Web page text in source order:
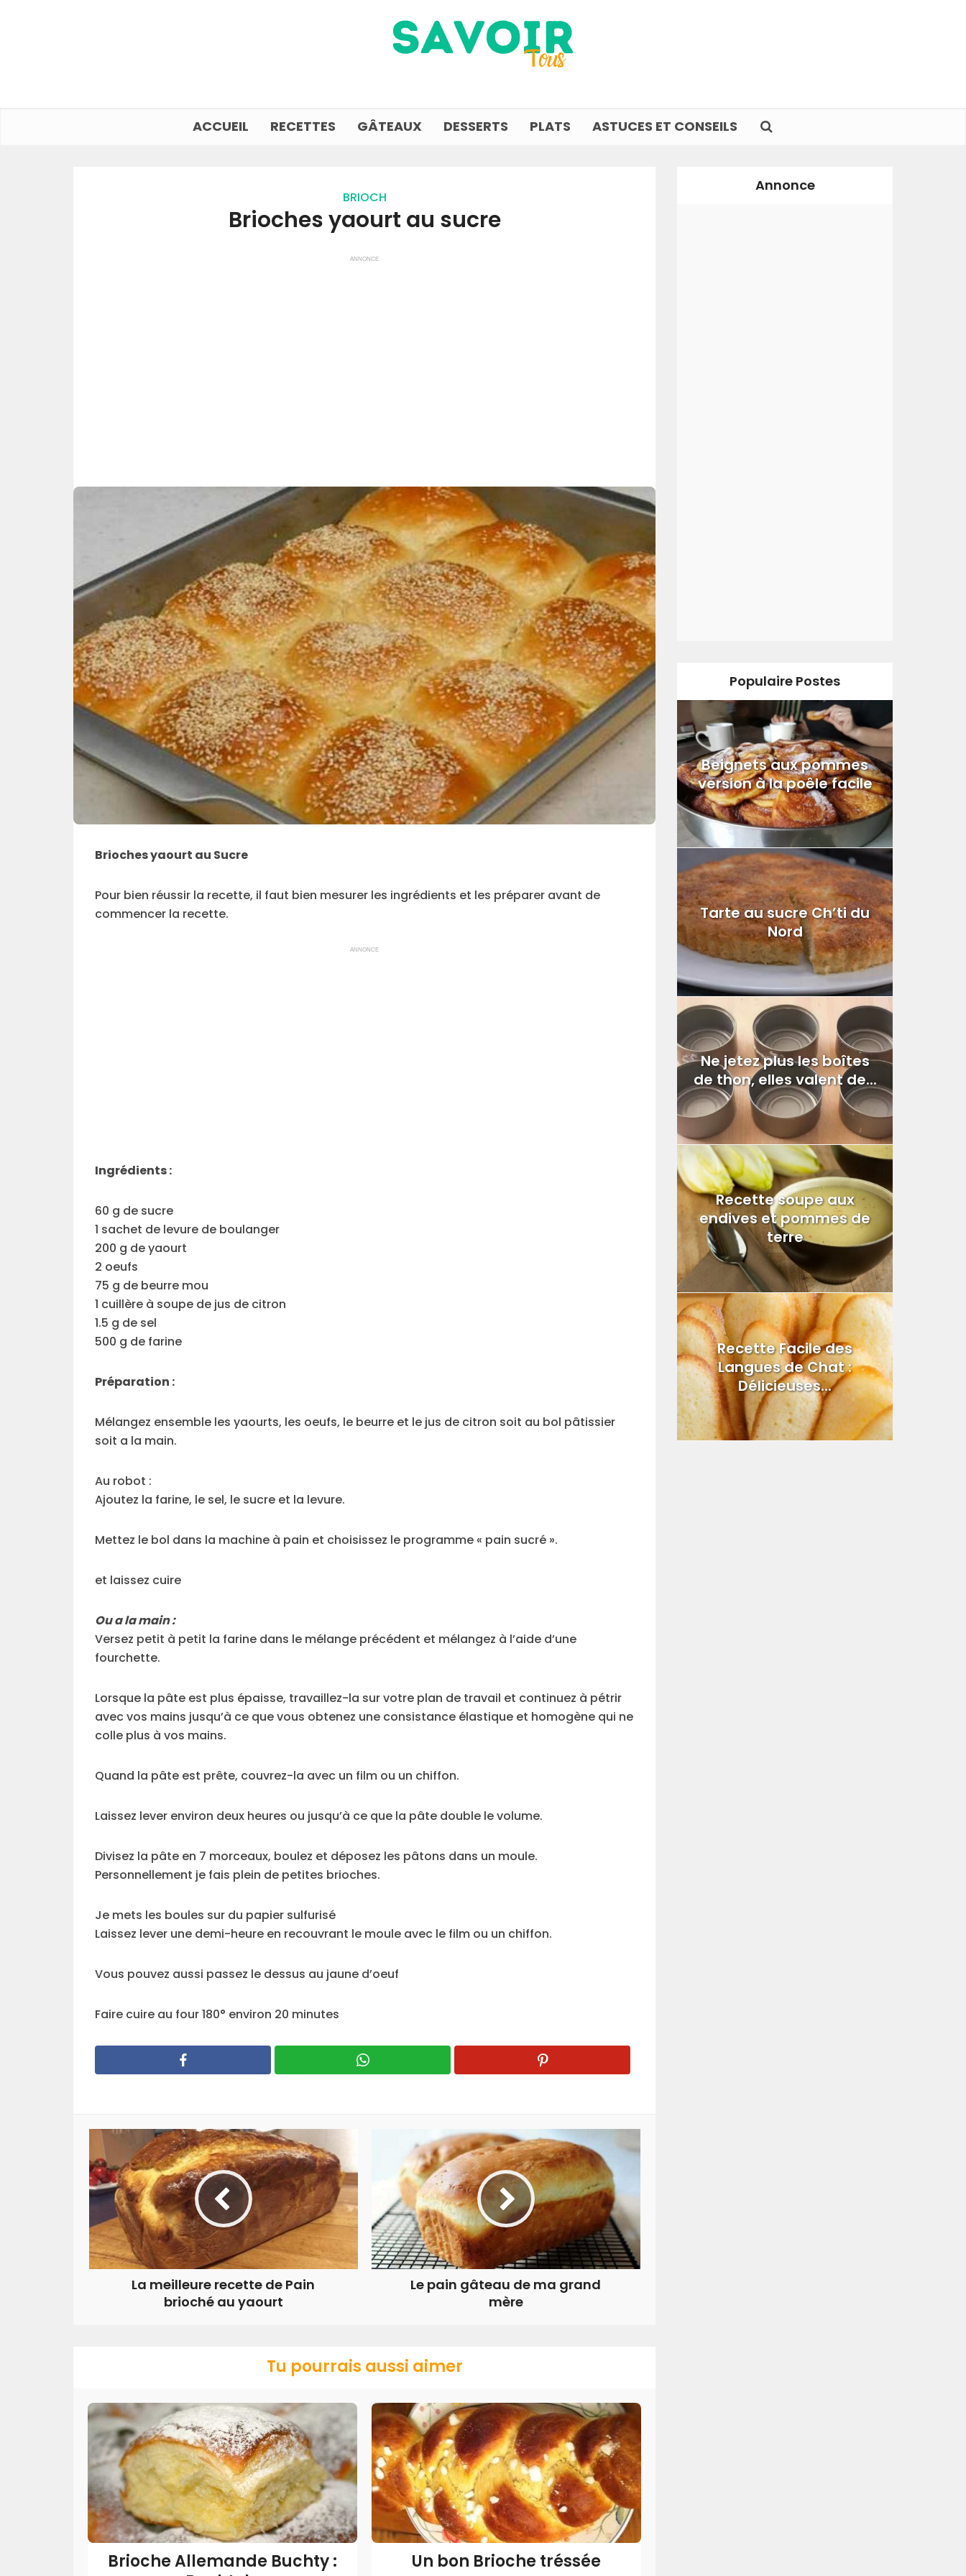
ACCUEIL RECETTES GÂTEAUX DESSERTS PLATS ASTUCES ET CONSEILS
BRIOCH
Brioches yaourt au sucre
ANNONCE
Brioches yaourt au Sucre
Pour bien réussir la recette, il faut bien mesurer les ingrédients et les préparer avant de
commencer la recette.
ANNONCE
Ingrédients :
60 g de sucre
1 sachet de levure de boulanger
200 g de yaourt
2 oeufs
75 g de beurre mou
1 cuillère à soupe de jus de citron
1.5 g de sel
500 g de farine
Préparation :
Mélangez ensemble les yaourts, les oeufs, le beurre et le jus de citron soit au bol pâtissier
soit a la main.
Au robot :
Ajoutez la farine, le sel, le sucre et la levure.
Mettez le bol dans la machine à pain et choisissez le programme « pain sucré ».
et laissez cuire
Ou a la main :
Versez petit à petit la farine dans le mélange précédent et mélangez à l’aide d’une
fourchette.
Lorsque la pâte est plus épaisse, travaillez-la sur votre plan de travail et continuez à pétrir
avec vos mains jusqu’à ce que vous obtenez une consistance élastique et homogène qui ne
colle plus à vos mains.
Quand la pâte est prête, couvrez-la avec un film ou un chiffon.
Laissez lever environ deux heures ou jusqu’à ce que la pâte double le volume.
Divisez la pâte en 7 morceaux, boulez et déposez les pâtons dans un moule.
Personnellement je fais plein de petites brioches.
Je mets les boules sur du papier sulfurisé
Laissez lever une demi-heure en recouvrant le moule avec le film ou un chiffon.
Vous pouvez aussi passez le dessus au jaune d’oeuf
Faire cuire au four 180° environ 20 minutes
La meilleure recette de Pain
brioché au yaourt
Le pain gâteau de ma grand
mère
Tu pourrais aussi aimer
Brioche Allemande Buchty :
Un bon Brioche tréssée
Annonce
Populaire Postes
Beignets aux pommes
version à la poêle facile
Tarte au sucre Ch’ti du
Nord
Ne jetez plus les boîtes
de thon, elles valent de...
Recette soupe aux
endives et pommes de
terre
Recette Facile des
Langues de Chat :
Délicieuses...